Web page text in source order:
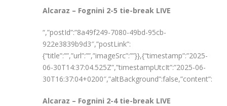
Alcaraz – Fognini 2-5 tie-break LIVE
“,”postId”:”8a49f249-7080-49bd-95cb-
922e3839b9d3″,”postLink”:
{“title”:””,”url”:””,”imageSrc”:””}},{“timestamp”:”2025-
06-30T14:37:04.525Z”,”timestampUtcIt”:”2025-06-
30T16:37:04+0200″,”altBackground”:false,”content”:”
Alcaraz – Fognini 2-4 tie-break LIVE